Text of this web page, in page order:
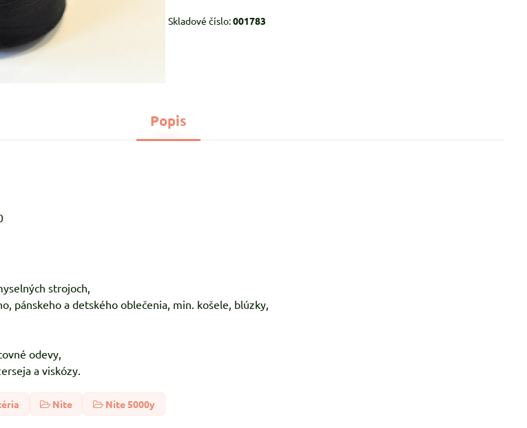
Skladové číslo:001783
Popis
strojoch,
pánskeho a detského oblečenia, min. košele, blúzky,
odevy,
a viskózy.
Nite Nite 5000y